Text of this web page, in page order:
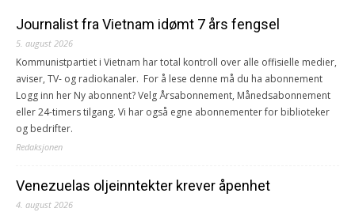
Journalist fra Vietnam idømt 7 års fengsel
5. august 2026
Kommunistpartiet i Vietnam har total kontroll over alle offisielle medier,
aviser, TV- og radiokanaler. For å lese denne må du ha abonnement
Logg inn her Ny abonnent? Velg Årsabonnement, Månedsabonnement
eller 24-timers tilgang. Vi har også egne abonnementer for biblioteker
og bedrifter.
Redaksjonen
Venezuelas oljeinntekter krever åpenhet
4. august 2026